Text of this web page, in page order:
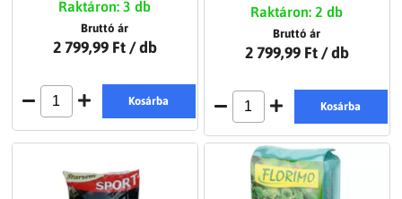
Raktáron: 3 db
Bruttó ár
2 799,99 Ft/ db
Kosárba
Raktáron: 2 db
Bruttó ár
2 799,99 Ft / db
Kosárba